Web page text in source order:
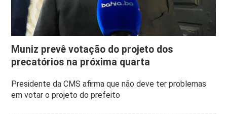
Muniz prevê votação do projeto dos
precatórios na próxima quarta
Presidente da CMS afirma que não deve ter problemas
em votar o projeto do prefeito